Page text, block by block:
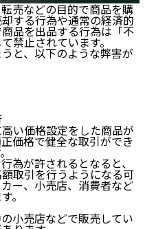
売などの目的で商品を購
する行為や通常の経済的
品を出品する行為は「不
禁止されています。
と、以下のような弊害が
い価格設定をした商品が
価格で健全な取引ができ
為が許されるとなると、
取引を行うようになる可
ー、小売店、消費者など
。
小売店などで販売してい